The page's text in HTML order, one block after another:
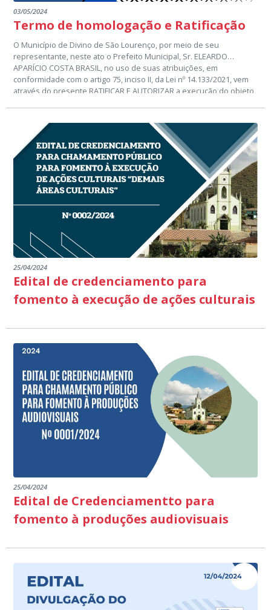
03/05/2024
Termo de homologação e Ratificação
O Município de Divino de São Lourenço, por meio de seu
representante, neste ato o Prefeito Municipal, Sr. ELEARDO
APARÍCIO COSTA BRASIL, no uso de suas atribuições, em
conformidade com o artigo 75, inciso II, da Lei nº 14.133/2021, vem
através do presente RATIFICAR E AUTORIZAR a execução do objeto
NA PRESTAÇÃO DE SERVIÇOS DE MANUTENÇÃO PREVENTIVA E
CORRETIVA NOS EQUIPAMENTOS ODONTOLOGICOS, INSTALADOS
NO MUNICIPIO DE DIVINO DE SÃO LOURENÇO-ES.
25/04/2024
Edital de credenciamento para
fomento à execução de ações culturais
25/04/2024
Edital de Credenciamentto para
fomento à produções audiovisuais